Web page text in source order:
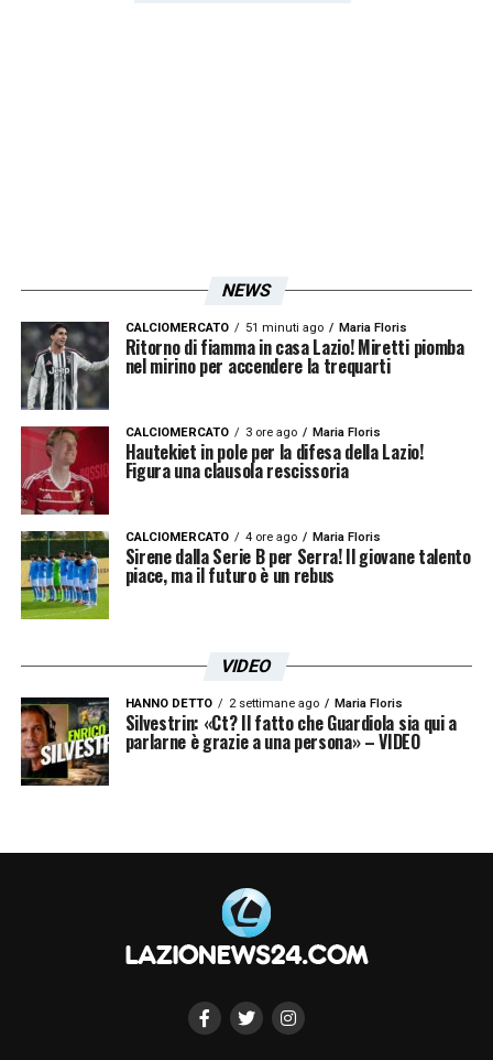
NEWS
CALCIOMERCATO 51 minuti ago Maria Floris
Ritorno di fiamma in casa Lazio! Miretti piomba
nel mirino per accendere la trequarti
CALCIOMERCATO 3 ore ago Maria Floris
Hautekiet in pole per la difesa della Lazio!
Figura una clausola rescissoria
CALCIOMERCATO 4 ore ago Maria Floris
Sirene dalla Serie B per Serra! Il giovane talento
piace, ma il futuro è un rebus
VIDEO
HANNO DETTO 2 settimane ago Maria Floris
Silvestrin: «Ct? Il fatto che Guardiola sia qui a
parlarne è grazie a una persona» – VIDEO